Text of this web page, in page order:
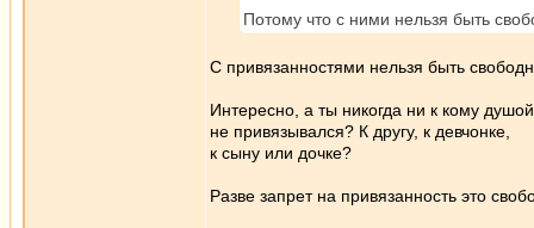
Потому что с ними нельзя быть
С привязанностями нельзя быть
Интересно, а ты никогда ни к кому душой
не привязывался? К другу, к девчонке,
к сыну или дочке?
Разве запрет на привязанность это